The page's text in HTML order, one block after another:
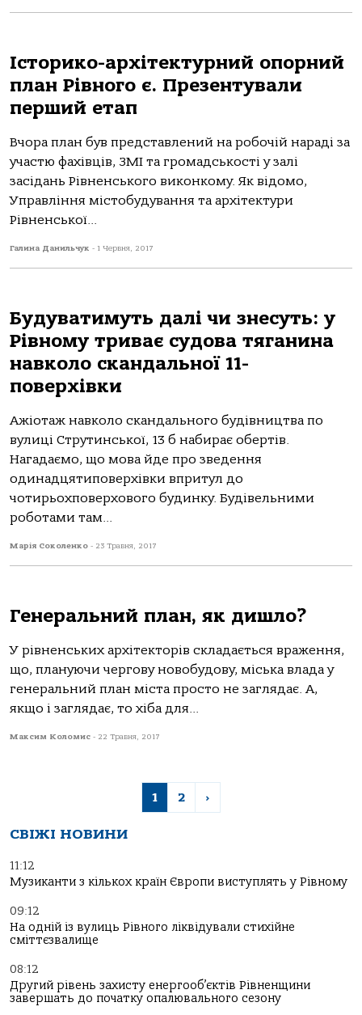
Історико-архітектурний опорний
план Рівного є. Презентували
перший етап
Вчора план був представлений на робочій нараді за
участю фахівців, ЗМІ та громадськості у залі
засідань Рівненського виконкому. Як відомо,
Управління містобудування та архітектури
Рівненської...
Галина Данильчук - 1 Червня, 2017
Будуватимуть далі чи знесуть: у
Рівному триває судова тяганина
навколо скандальної 11-
поверхівки
Ажіотаж навколо скандального будівництва по
вулиці Струтинської, 13 б набирає обертів.
Нагадаємо, що мова йде про зведення
одинадцятиповерхівки впритул до
чотирьохповерхового будинку. Будівельними
роботами там...
Марія Соколенко - 23 Травня, 2017
Генеральний план, як дишло?
У рівненських архітекторів складається враження,
що, плануючи чергову новобудову, міська влада у
генеральний план міста просто не заглядає. А,
якщо і заглядає, то хіба для...
Максим Коломис - 22 Травня, 2017
1 2 ›
СВІЖІ НОВИНИ
11:12
Музиканти з кількох країн Європи виступлять у Рівному
09:12
На одній із вулиць Рівного ліквідували стихійне
сміттєзвалище
08:12
Другий рівень захисту енергооб’єктів Рівненщини
завершать до початку опалювального сезону